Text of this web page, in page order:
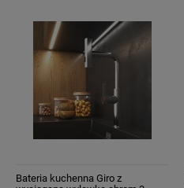
Bateria kuchenna Giro z